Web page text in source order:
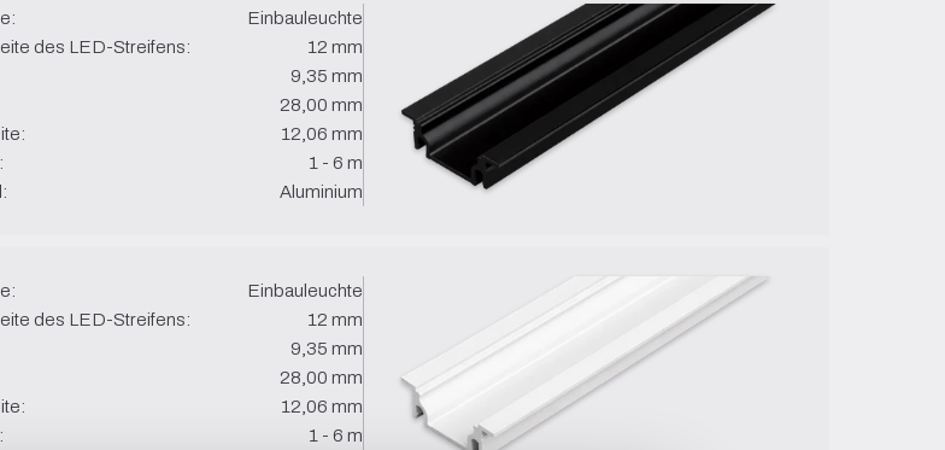
Einbauleuchte
des LED-Streifens:
12 mm
9,35 mm
28,00 mm
12,06 mm
1 - 6 m
Aluminium
Einbauleuchte
des LED-Streifens:
12 mm
9,35 mm
28,00 mm
12,06 mm
1 - 6 m